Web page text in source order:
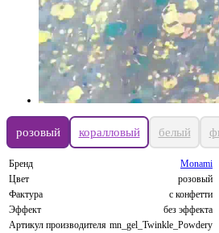
розовый коралловый белый
Бренд
Monami
Цвет
розовый
Фактура
с конфетти
Эффект
без эффекта
Артикул производителя mn_gel_Twinkle_Powdery